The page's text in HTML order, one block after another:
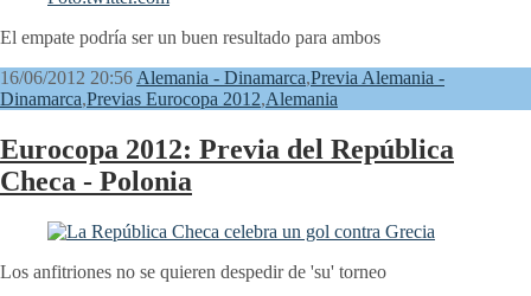
El empate podría ser un buen resultado para ambos
16/06/2012 20:56 Alemania - Dinamarca,Previa Alemania -
Dinamarca,Previas Eurocopa 2012,Alemania
Eurocopa 2012: Previa del República
Checa - Polonia
Los anfitriones no se quieren despedir de 'su' torneo